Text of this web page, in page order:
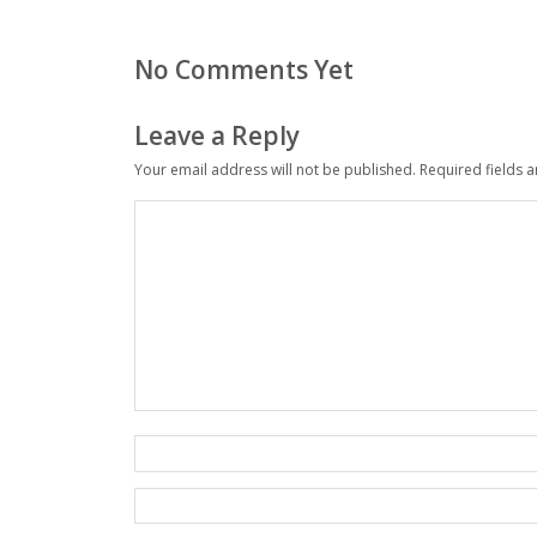
No Comments Yet
Leave a Reply
Your email address will not be published. Required fields